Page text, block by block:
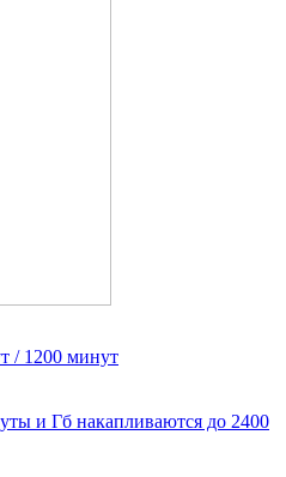
/ 1200 минут
и Гб накапливаются до 2400